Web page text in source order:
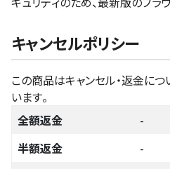
キャンセルポリシー
この商品はキャンセル・返金に
います。
全額返金
-
半額返金
-